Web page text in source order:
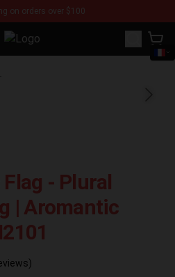
on orders over $100
Aromantic Flag Shop - The Best
- Plural
| Aromantic